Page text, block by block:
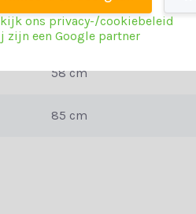
de specificatietabel voor alle
van de juiste keuze. Neem
63 cm
58 cm
85 cm
ons privacy-/cookiebeleid
zijn een Google partner